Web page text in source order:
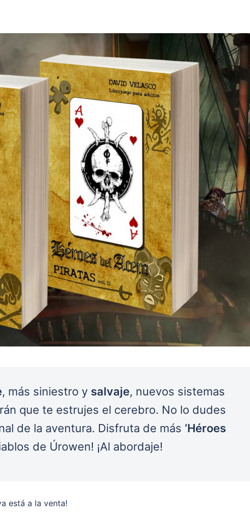
, más siniestro y salvaje, nuevos sistemas
que te estrujes el cerebro. No lo dudes
de la aventura. Disfruta de más ‘Héroes
de Úrowen! ¡Al abordaje!
está a la venta!